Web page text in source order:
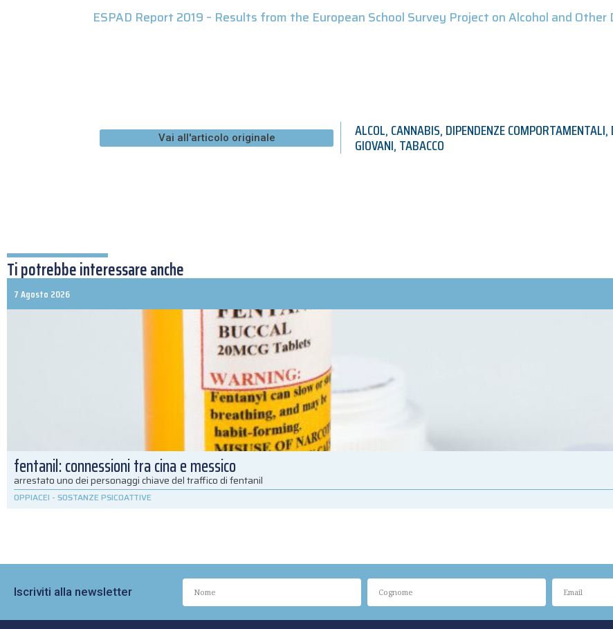
ESPAD Report 2019 – Results from the European School Survey Project on Alcohol and Other
Vai all'articolo originale ALCOL,CANNABIS,DIPENDENZE COMPORTAMENTALI,
GIOVANI,TABACCO
Ti potrebbe interessare anche
7 Agosto 2026
fentanil: connessioni tra cina e messico
arrestato uno dei personaggi chiave del traffico di fentanil
OPPIACEI - SOSTANZE PSICOATTIVE
Iscriviti alla newsletter